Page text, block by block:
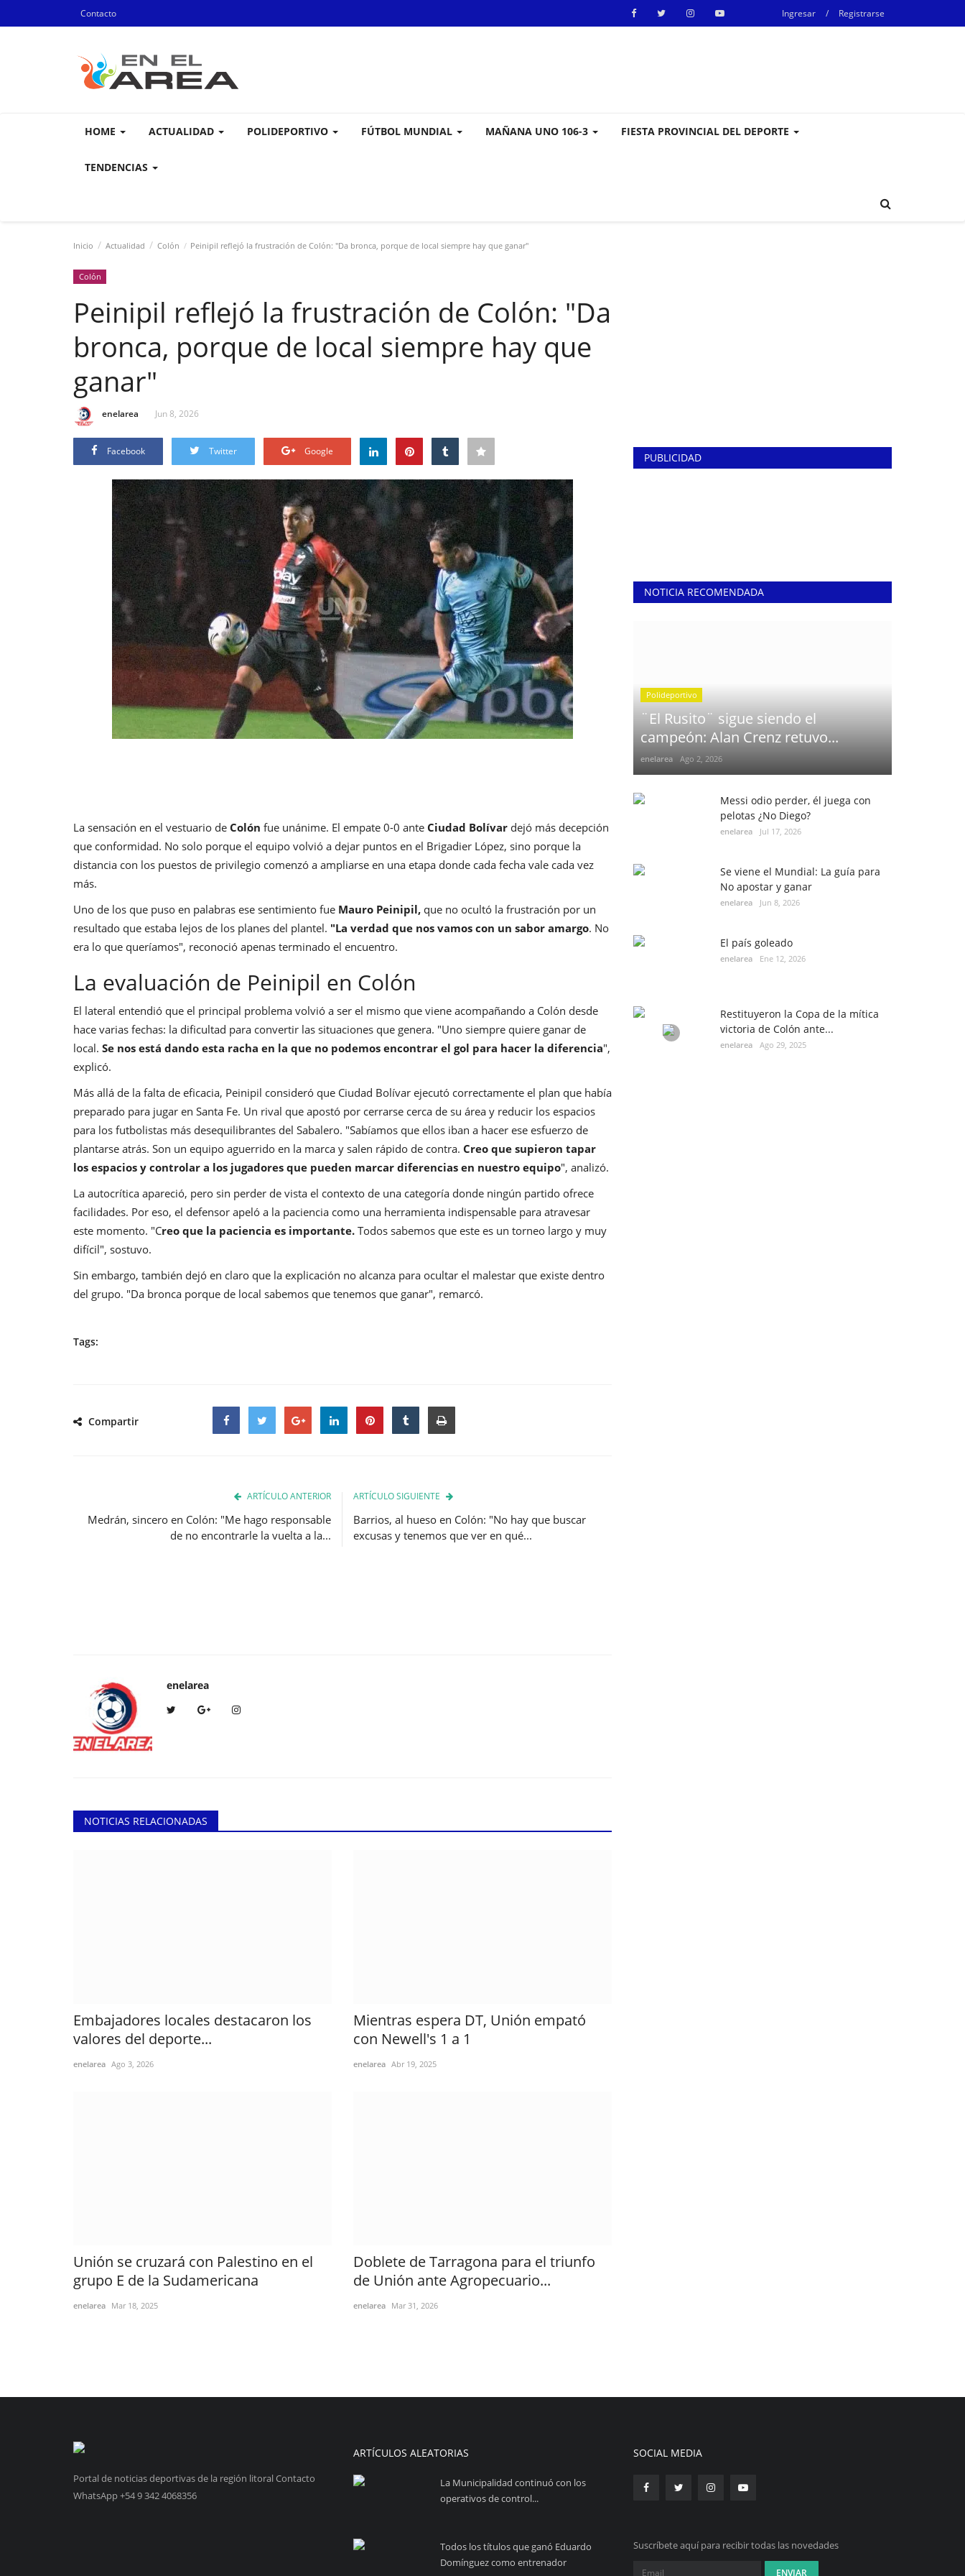
Contacto Ingresar / Registrarse
HOME ACTUALIDAD POLIDEPORTIVO FÚTBOL MUNDIAL MAÑANA UNO 106-3 FIESTA PROVINCIAL DEL DEPORTE
TENDENCIAS
Inicio Actualidad Colón Peinipil reflejó la frustración de Colón: "Da bronca, porque de local siempre hay que ganar"
Colón
Peinipil reflejó la frustración de Colón: "Da
bronca, porque de local siempre hay que
ganar"
enelarea Jun 8, 2026
Facebook Twitter Google
La sensación en el vestuario de Colón fue unánime. El empate 0-0 ante Ciudad Bolívar dejó más decepción
que conformidad. No solo porque el equipo volvió a dejar puntos en el Brigadier López, sino porque la
distancia con los puestos de privilegio comenzó a ampliarse en una etapa donde cada fecha vale cada vez
más.
Uno de los que puso en palabras ese sentimiento fue Mauro Peinipil, que no ocultó la frustración por un
resultado que estaba lejos de los planes del plantel. "La verdad que nos vamos con un sabor amargo. No
era lo que queríamos", reconoció apenas terminado el encuentro.
La evaluación de Peinipil en Colón
El lateral entendió que el principal problema volvió a ser el mismo que viene acompañando a Colón desde
hace varias fechas: la dificultad para convertir las situaciones que genera. "Uno siempre quiere ganar de
local. Se nos está dando esta racha en la que no podemos encontrar el gol para hacer la diferencia",
explicó.
Más allá de la falta de eficacia, Peinipil consideró que Ciudad Bolívar ejecutó correctamente el plan que había
preparado para jugar en Santa Fe. Un rival que apostó por cerrarse cerca de su área y reducir los espacios
para los futbolistas más desequilibrantes del Sabalero. "Sabíamos que ellos iban a hacer ese esfuerzo de
plantarse atrás. Son un equipo aguerrido en la marca y salen rápido de contra. Creo que supieron tapar
los espacios y controlar a los jugadores que pueden marcar diferencias en nuestro equipo", analizó.
La autocrítica apareció, pero sin perder de vista el contexto de una categoría donde ningún partido ofrece
facilidades. Por eso, el defensor apeló a la paciencia como una herramienta indispensable para atravesar
este momento. "Creo que la paciencia es importante. Todos sabemos que este es un torneo largo y muy
difícil", sostuvo.
Sin embargo, también dejó en claro que la explicación no alcanza para ocultar el malestar que existe dentro
del grupo. "Da bronca porque de local sabemos que tenemos que ganar", remarcó.
Tags:
Compartir
ARTÍCULO ANTERIOR
Medrán, sincero en Colón: "Me hago responsable
de no encontrarle la vuelta a la...
ARTÍCULO SIGUIENTE
Barrios, al hueso en Colón: "No hay que buscar
excusas y tenemos que ver en qué...
enelarea
NOTICIAS RELACIONADAS
Embajadores locales destacaron los
valores del deporte...
enelarea Ago 3, 2026
Mientras espera DT, Unión empató
con Newell's 1 a 1
enelarea Abr 19, 2025
Unión se cruzará con Palestino en el
grupo E de la Sudamericana
enelarea Mar 18, 2025
Doblete de Tarragona para el triunfo
de Unión ante Agropecuario...
enelarea Mar 31, 2026
PUBLICIDAD
NOTICIA RECOMENDADA
Polideportivo
¨El Rusito¨ sigue siendo el
campeón: Alan Crenz retuvo...
enelarea Ago 2, 2026
Messi odio perder, él juega con
pelotas ¿No Diego?
enelarea Jul 17, 2026
Se viene el Mundial: La guía para
No apostar y ganar
enelarea Jun 8, 2026
El país goleado
enelarea Ene 12, 2026
Restituyeron la Copa de la mítica
victoria de Colón ante...
enelarea Ago 29, 2025
Portal de noticias deportivas de la región litoral Contacto
WhatsApp +54 9 342 4068356
ARTÍCULOS ALEATORIAS
La Municipalidad continuó con los
operativos de control...
Todos los títulos que ganó Eduardo
Domínguez como entrenador
SOCIAL MEDIA
Suscríbete aquí para recibir todas las novedades